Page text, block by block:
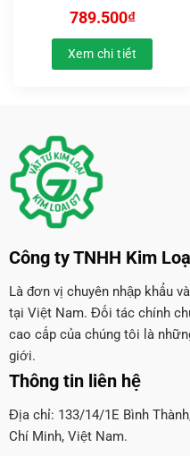
789.500₫
Xem chi tiết
Công ty TNHH Kim
Là đơn vị chuyên nhập khẩu
tại Việt Nam. Đối tác chính
cao cấp của chúng tôi là
giới.
Thông tin liên hệ
Địa chỉ: 133/14/1E Bình
Chí Minh, Việt Nam.